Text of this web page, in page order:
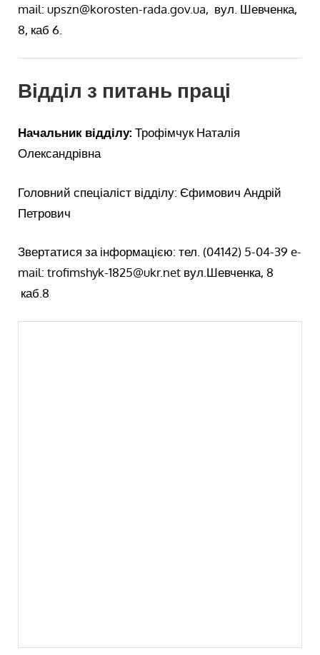
mail: upszn@korosten-rada.gov.ua, вул. Шевченка,
8, каб 6.
Відділ з питань праці
Начальник відділу:Трофімчук Наталія
Олександрівна
Головний спеціаліст відділу: Єфимович Андрій
Петрович
Звертатися за інформацією: тел. (04142) 5-04-39 e-
mail: trofimshyk-1825@ukr.net вул.Шевченка, 8
каб.8